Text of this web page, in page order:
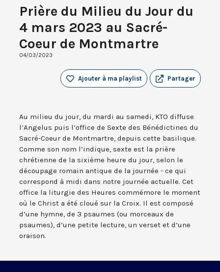
Prière du Milieu du Jour du
4 mars 2023 au Sacré-
Coeur de Montmartre
04/03/2023
Partager
Ajouter à ma playlist
Au milieu du jour, du mardi au samedi, KTO diffuse
l’Angelus puis l’office de Sexte des Bénédictines du
Sacré-Coeur de Montmartre, depuis cette basilique.
Comme son nom l’indique, sexte est la prière
chrétienne de la sixième heure du jour, selon le
découpage romain antique de la journée - ce qui
correspond à midi dans notre journée actuelle. Cet
office la liturgie des Heures commémore le moment
où le Christ a été cloué sur la Croix. Il est composé
d’une hymne, de 3 psaumes (ou morceaux de
psaumes), d’une petite lecture, un verset et d’une
oraison.